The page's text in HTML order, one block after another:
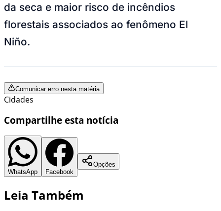
da seca e maior risco de incêndios
florestais associados ao fenômeno El
Niño.
Comunicar erro nesta matéria
Cidades
Compartilhe esta notícia
WhatsApp Facebook
Opções
Leia Também